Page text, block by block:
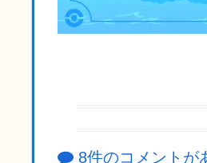
8件のコメントが